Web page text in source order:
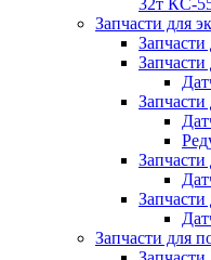
32т КС-
Запчасти для
Запчасти
Запчасти
Запчасти
Запчасти
Запчасти для